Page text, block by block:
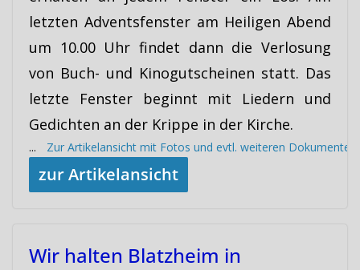
letzten Adventsfenster am Heiligen Abend
um 10.00 Uhr findet dann die Verlosung
von Buch- und Kinogutscheinen statt. Das
letzte Fenster beginnt mit Liedern und
Gedichten an der Krippe in der Kirche.
...Zur Artikelansicht mit Fotos und evtl. weiteren Dokumenten
zur Artikelansicht
Wir halten Blatzheim in